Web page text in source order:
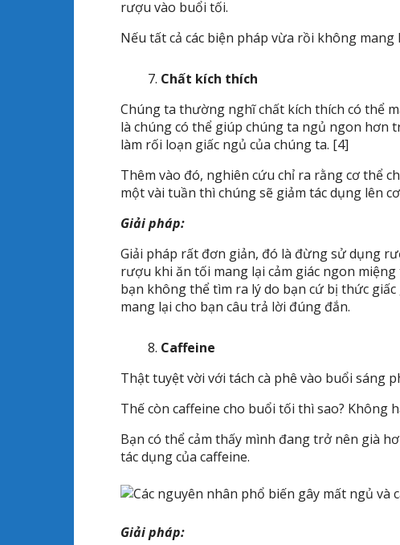
rượu vào buổi tối.
Nếu tất cả các biện pháp vừa rồi không
Chất kích thích
Chúng ta thường nghĩ chất kích thích có thể
là chúng có thể giúp chúng ta ngủ ngon hơn
làm rối loạn giấc ngủ của chúng ta. [4]
Thêm vào đó, nghiên cứu chỉ ra rằng cơ thể
một vài tuần thì chúng sẽ giảm tác dụng lên
Giải pháp:
Giải pháp rất đơn giản, đó là đừng sử dụng
rượu khi ăn tối mang lại cảm giác ngon
bạn không thể tìm ra lý do bạn cứ bị thức
mang lại cho bạn câu trả lời đúng đắn.
Caffeine
Thật tuyệt vời với tách cà phê vào buổi sáng
Thế còn caffeine cho buổi tối thì sao? Không
Bạn có thể cảm thấy mình đang trở nên già
tác dụng của caffeine.
Giải pháp: